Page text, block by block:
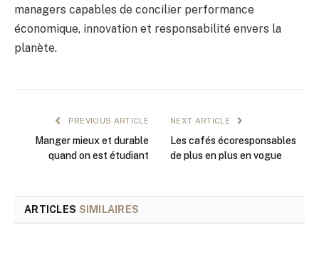
managers capables de concilier performance
économique, innovation et responsabilité envers la
planète.
PREVIOUS ARTICLE
Manger mieux et durable
quand on est étudiant
NEXT ARTICLE
Les cafés écoresponsables
de plus en plus en vogue
ARTICLES SIMILAIRES